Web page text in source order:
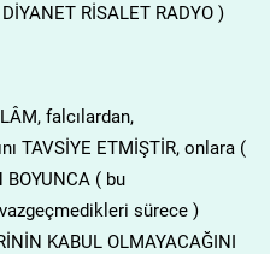
RİSALET RADYO )
falcılardan,
TAVSİYE ETMİŞTİR, onlara (
BOYUNCA ( bu
vazgeçmedikleri sürece )
KABUL OLMAYACAĞINI